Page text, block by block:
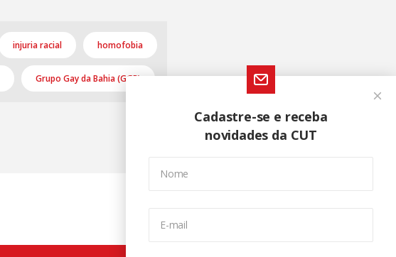
injuria racial homofobia
Grupo Gay da Bahia (GGB)
Cadastre-se e receba
novidades da CUT
Nome
E-mail